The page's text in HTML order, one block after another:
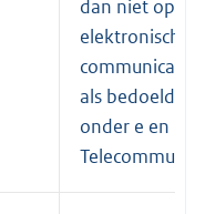
dan niet
elektronisch
als bedoeld in
onder e en h